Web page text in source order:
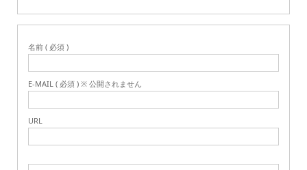
名前 ( 必須 )
E-MAIL ( 必須 ) ※ 公開されません
URL